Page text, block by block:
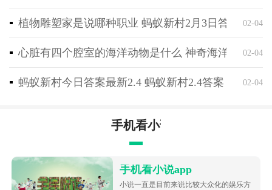
植物雕塑家是说哪种职业 蚂蚁新村2月3日答案最新
02-04
心脏有四个腔室的海洋动物是什么 神奇海洋2月4日
02-04
蚂蚁新村今日答案最新2.4 蚂蚁新村2.4答案 02-04
手机看小说app
手机看小说app
小说一直是目前来说比较大众化的娱乐方